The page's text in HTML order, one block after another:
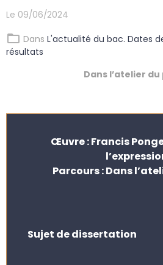
Le 09/06/2024
Dans L'actualité du bac. Dates
résultats
Dans l’atelier
Œuvre : Francis
Parcours : Dans
Sujet de dissertation